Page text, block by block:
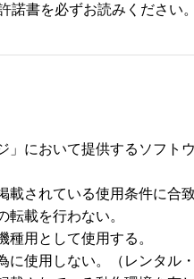
諾書を必ずお読みください。
」において提供するソフ
載されている使用条件に合
転載を行わない。
種用として使用する。
に使用しない。（レンタル